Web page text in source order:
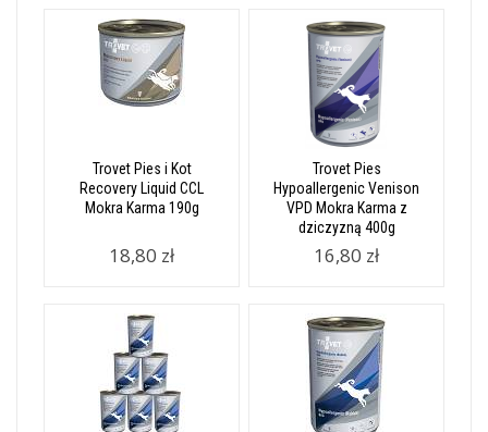
Trovet Pies i Kot
Recovery Liquid CCL
Mokra Karma 190g
18,80 zł
Trovet Pies
Hypoallergenic Venison
VPD Mokra Karma z
dziczyzną 400g
16,80 zł